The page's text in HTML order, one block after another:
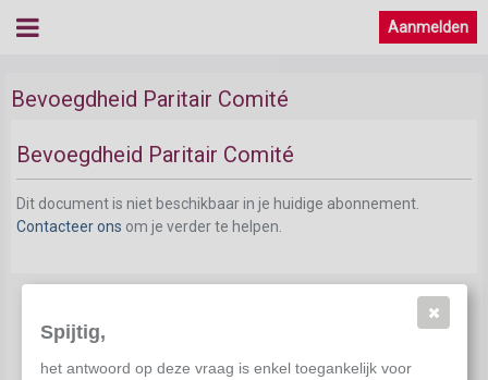
Aanmelden
Bevoegdheid Paritair Comité
Bevoegdheid Paritair Comité
Dit document is niet beschikbaar in je huidige abonnement.
Contacteer ons om je verder te helpen.
Spijtig,
het antwoord op deze vraag is enkel toegankelijk voor